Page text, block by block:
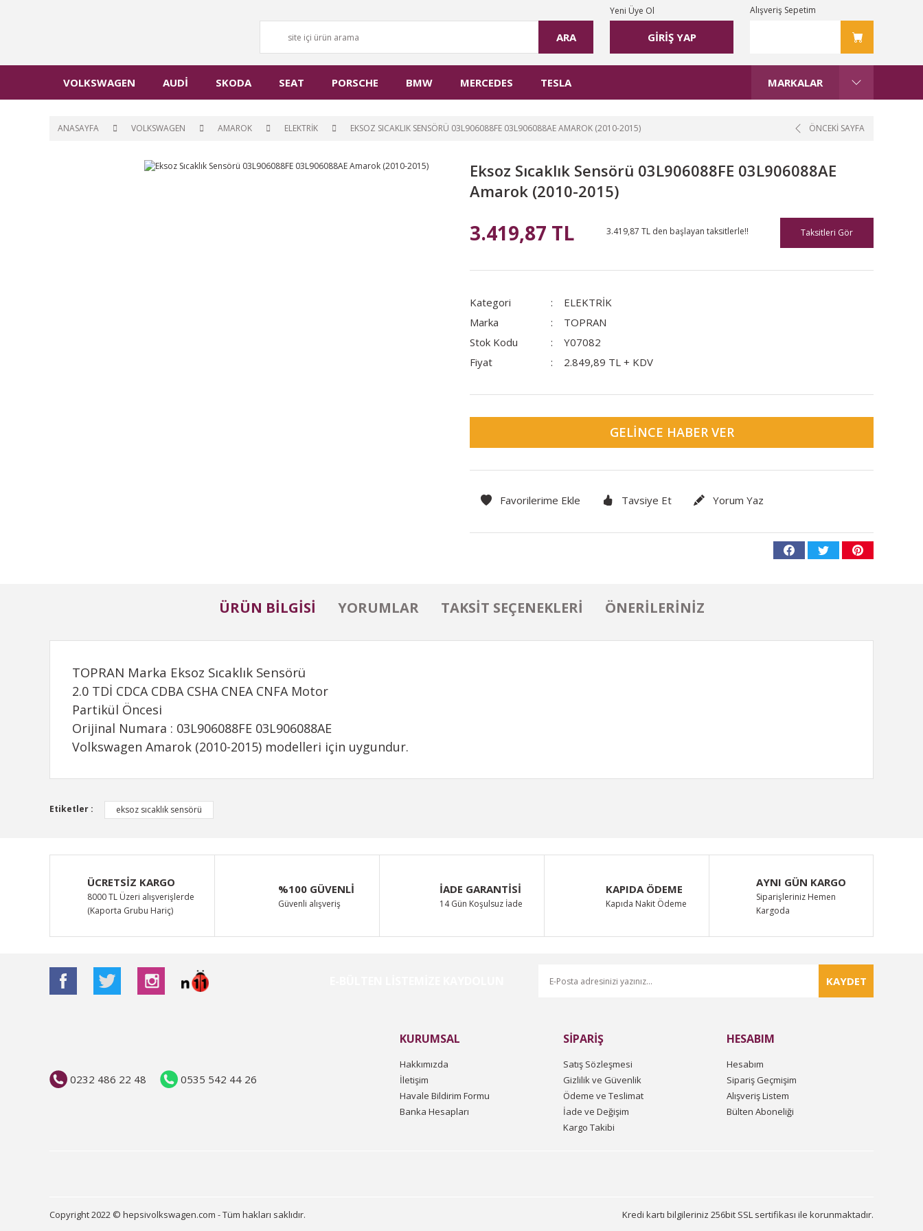
ARA GİRİŞ YAP
Yeni Üye Ol Alışveriş Sepetim
VOLKSWAGEN AUDİ SKODA SEAT PORSCHE BMW MERCEDES TESLA MARKALAR
ANASAYFA VOLKSWAGEN AMAROK ELEKTRİK EKSOZ SICAKLIK SENSÖRÜ 03L906088FE 03L906088AE AMAROK (2010-2015) ÖNCEKİ SAYFA
Eksoz Sıcaklık Sensörü 03L906088FE 03L906088AE
Amarok (2010-2015)
3.419,87 TL 3.419,87 TL den başlayan taksitlerle!! Taksitleri Gör
Kategori
ELEKTRİK
Marka
TOPRAN
Stok Kodu
Y07082
Fiyat
2.849,89 TL + KDV
GELINCE HABER VER
Tavsiye Et Yorum Yaz
ÜRÜN BILGISI YORUMLAR TAKSIT SEÇENEKLERI ÖNERILERINIZ
TOPRAN Marka Eksoz Sıcaklık Sensörü
2.0 TDİ CDCA CDBA CSHA CNEA CNFA Motor
Partikül Öncesi
Orijinal Numara : 03L906088FE 03L906088AE
Volkswagen Amarok (2010-2015) modelleri için uygundur.
Bu ürünün fiyat bilgisi, resim, ürün açıklamalarında ve diğer konularda yetersiz gördüğünüz noktaları öneri formunu kullanarak tarafımıza iletebilirsiniz.
Görüş ve önerileriniz için teşekkür ederiz.
Ürün resmi kalitesiz, bozuk veya görüntülenemiyor.
Ürün açıklamasında eksik bilgiler bulunuyor.
Ürün bilgilerinde hatalar bulunuyor.
Ürün fiyatı diğer sitelerden daha pahalı.
Etiketler : eksoz sıcaklık sensörü
ÜCRETSİZ KARGO
8000 TL Üzeri alışverişlerde
(Kaporta Grubu Hariç)
%100 GÜVENLİ
Güvenli alışveriş
İADE GARANTİSİ
14 Gün Koşulsuz İade
KAPIDA ÖDEME
Kapıda Nakit Ödeme
AYNI GÜN KARGO
Siparişleriniz Hemen
Kargoda
KAYDET
0232 486 22 48 0535 542 44 26
KURUMSAL
Hakkımızda
İletişim
Havale Bildirim Formu
Banka Hesapları
SİPARİŞ
Satış Sözleşmesi
Gizlilik ve Güvenlik
Ödeme ve Teslimat
İade ve Değişim
Kargo Takibi
HESABIM
Hesabım
Sipariş Geçmişim
Alışveriş Listem
Bülten Aboneliği
Copyright 2022 © hepsivolkswagen.com - Tüm hakları saklıdır. Kredi kartı bilgileriniz 256bit SSL sertifikası ile korunmaktadır.